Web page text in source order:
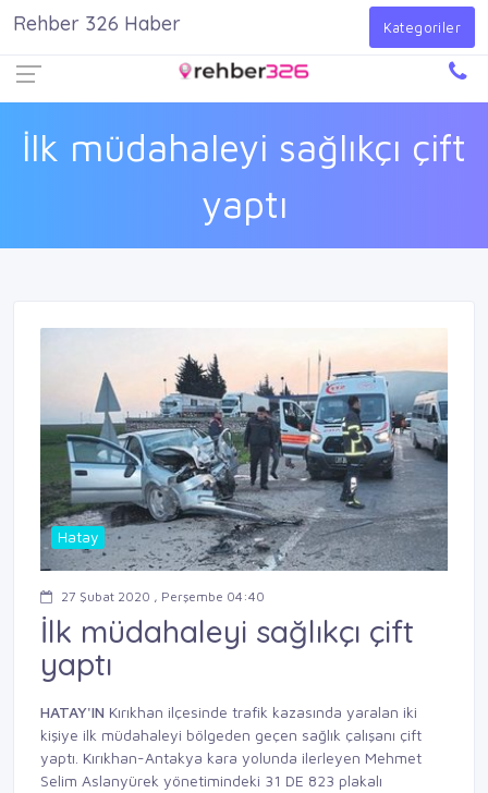
Giriş Yap
İlk müdahaleyi sağlıkçı çift
yaptı
Rehber 326 Haber Kategoriler
Hatay
27 Şubat 2020 , Perşembe 04:40
İlk müdahaleyi sağlıkçı çift
yaptı
HATAY'IN Kırıkhan ilçesinde trafik kazasında yaralan iki
kişiye ilk müdahaleyi bölgeden geçen sağlık çalışanı çift
yaptı. Kırıkhan-Antakya kara yolunda ilerleyen Mehmet
Selim Aslanyürek yönetimindeki 31 DE 823 plakalı